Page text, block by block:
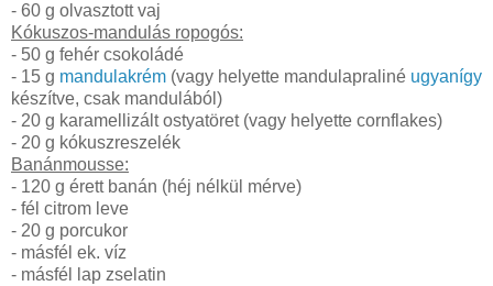
- 60 g olvasztott vaj
Kókuszos-mandulás ropogós:
- 50 g fehér csokoládé
- 15 g mandulakrém (vagy helyette mandulapraliné ugyanígy
készítve, csak mandulából)
- 20 g karamellizált ostyatöret (vagy helyette cornflakes)
- 20 g kókuszreszelék
Banánmousse:
- 120 g érett banán (héj nélkül mérve)
- fél citrom leve
- 20 g porcukor
- másfél ek. víz
- másfél lap zselatin